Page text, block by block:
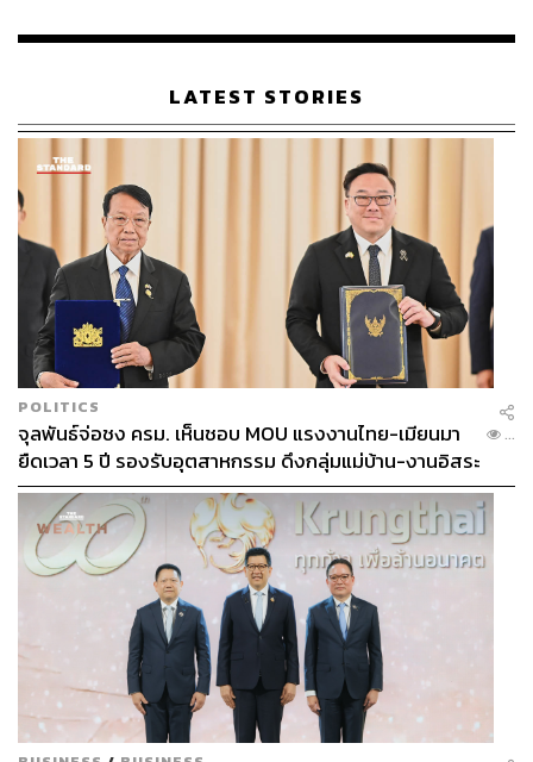
เรือนไทยที่ถูกซุกไว้
LATEST STORIES
POLITICS
จุลพันธ์จ่อชง ครม. เห็นชอบ MOU แรงงานไทย-เมียนมา
ยืดเวลา 5 ปี รองรับอุตสาหกรรม ดึงกลุ่มแม่บ้าน-งานอิสระ
เข้าสู่ระบบประกันสังคม
...